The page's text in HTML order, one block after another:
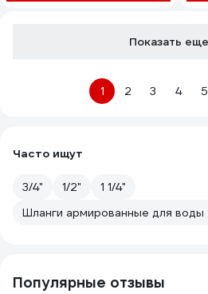
Показать
1 2 3 4 5
Часто ищут
3/4" 1/2"
1 1/4"
Шланги армированные для воды
Популярные отзывы